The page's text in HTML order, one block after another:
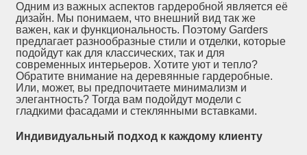
Одним из важных аспектов гардеробной является её
дизайн. Мы понимаем, что внешний вид так же
важен, как и функциональность. Поэтому Garders
предлагает разнообразные стили и отделки, которые
подойдут как для классических, так и для
современных интерьеров. Хотите уют и тепло?
Обратите внимание на деревянные гардеробные.
Или, может, вы предпочитаете минимализм и
элегантность? Тогда вам подойдут модели с
гладкими фасадами и стеклянными вставками.
Индивидуальный подход к каждому клиенту